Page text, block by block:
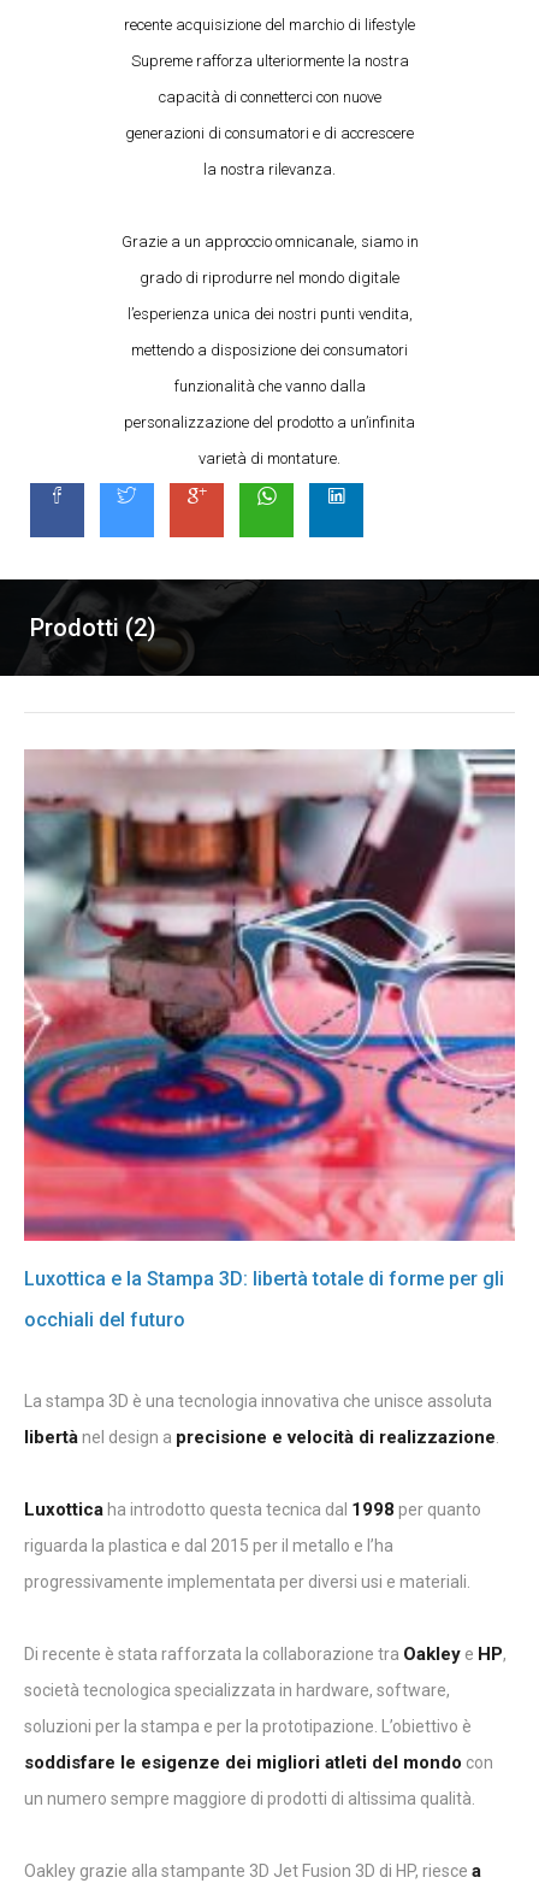
recente acquisizione del marchio di lifestyle
Supreme rafforza ulteriormente la nostra
capacità di connetterci con nuove
generazioni di consumatori e di accrescere
la nostra rilevanza.
Grazie a un approccio omnicanale, siamo in
grado di riprodurre nel mondo digitale
l’esperienza unica dei nostri punti vendita,
mettendo a disposizione dei consumatori
funzionalità che vanno dalla
personalizzazione del prodotto a un’infinita
varietà di montature.
Prodotti (2)
Luxottica e la Stampa 3D: libertà totale di forme per gli
occhiali del futuro
La stampa 3D è una tecnologia innovativa che unisce assoluta
libertànel design a precisione e velocità di realizzazione.
Luxottica ha introdotto questa tecnica dal 1998 per quanto
riguarda la plastica e dal 2015 per il metallo e l’ha
progressivamente implementata per diversi usi e materiali.
Di recente è stata rafforzata la collaborazione tra Oakley e HP,
società tecnologica specializzata in hardware, software,
soluzioni per la stampa e per la prototipazione. L’obiettivo è
soddisfare le esigenze dei migliori atleti del mondo con
un numero sempre maggiore di prodotti di altissima qualità.
Oakley grazie alla stampante 3D Jet Fusion 3D di HP, riesce a